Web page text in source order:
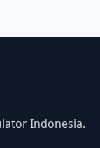
Indonesia.